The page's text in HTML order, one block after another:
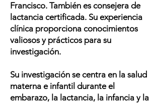
Francisco. También es consejera de
lactancia certificada. Su experiencia
clínica proporciona conocimientos
valiosos y prácticos para su
investigación.
Su investigación se centra en la salud
materna e infantil durante el
embarazo, la lactancia, la infancia y la